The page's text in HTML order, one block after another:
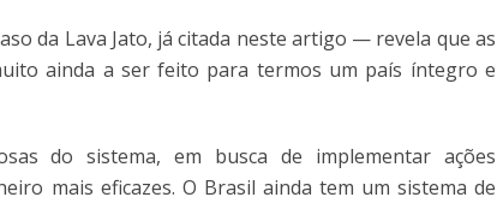
da Lava Jato, já citada neste artigo — revela que as
ainda a ser feito para termos um país íntegro e
do sistema, em busca de implementar ações
mais eficazes. O Brasil ainda tem um sistema de